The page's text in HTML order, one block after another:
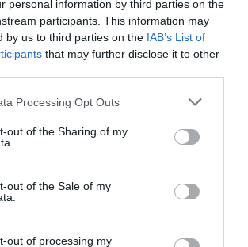
personal information by third parties on the
participants. This information may
by us to third parties on the IAB’s List of
that may further disclose it to other
this website/app uses one or more Google
visit or usage behaviour. You may click to
to Google and its third-party tags to
below specified purposes in below Google
Processing Opt Outs
out of the Sharing of my
out of the Sale of my
out of processing my
fiuto del gol: Mikel Merino e una
tornata alle origini